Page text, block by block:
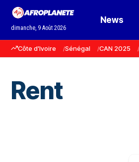
dimanche, 9 Août 2026
News
Côte d'Ivoire Sénégal CAN 2025
Rent